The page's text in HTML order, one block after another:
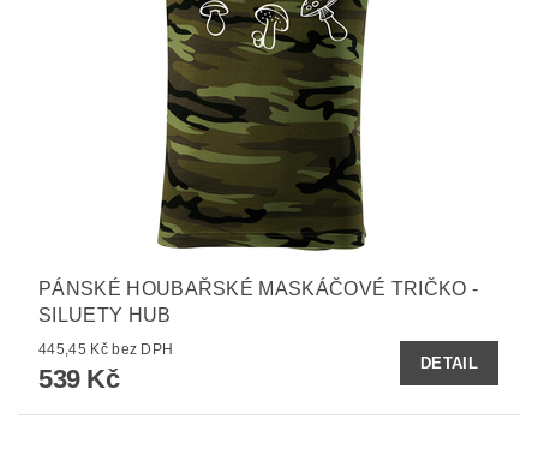
PÁNSKÉ HOUBAŘSKÉ MASKÁČOVÉ TRIČKO -
SILUETY HUB
445,45 Kč bez DPH
539 Kč
DETAIL